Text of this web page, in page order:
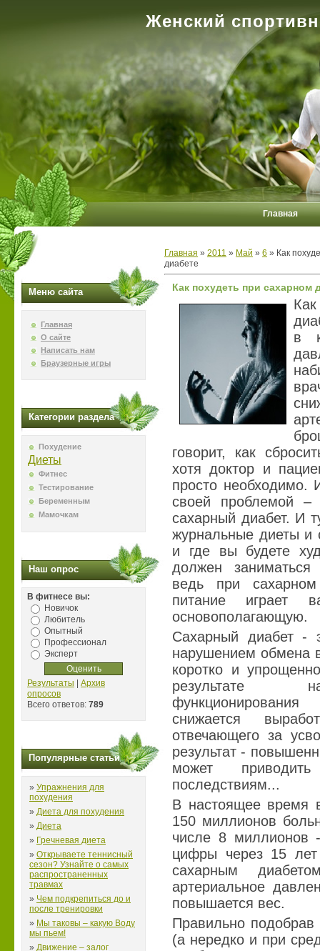
Женский
Главная
Меню сайта
Главная
О сайте
Написать нам
Браузерные игры
Категории раздела
Похудение
Диеты
Фитнес
Тестирование
Беременным
Мамочкам
Наш опрос
В фитнесе вы:
Новичок
Любитель
Опытный
Профессионал
Эксперт
Результаты
Архив
опросов
Всего ответов: 789
Популярные статьи
» Упражнения для
похудения
» Диета для похудения
» Диета
» Гречневая диета
» Открываете теннисный
сезон? Узнайте о самых
распространенных
травмах
» Чем подкрепиться до и
после тренировки
» Мы таковы – какую Воду
мы пьем!
» Движение – залог
Главная » 2011 » Май » 6 » Как
диабете
Как похудеть при сахарном
в
говорит, как
хотя доктор и
просто необходимо.
своей проблемой –
сахарный диабет. И
журнальные диеты и
и где вы будете
должен заниматься
ведь при
питание играет
основополагающую.
Сахарный диабет -
нарушением обмена
коротко и
результате
снижается
отвечающего за
результат -
может
последствиям...
В настоящее время
150 миллионов
числе 8 миллионов
цифры через 15
сахарным
артериальное
повышается вес.
Правильно подобрав
(а нередко и при